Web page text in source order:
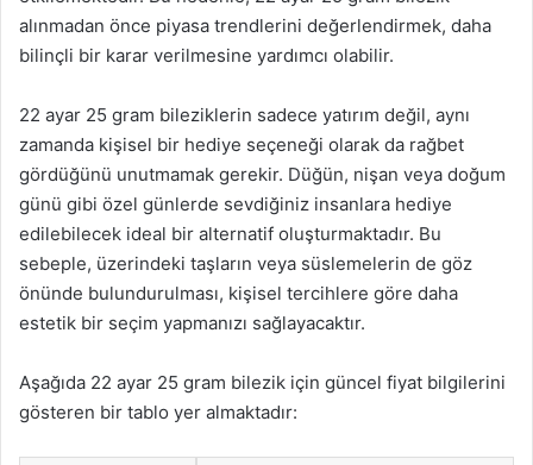
alınmadan önce piyasa trendlerini değerlendirmek, daha
bilinçli bir karar verilmesine yardımcı olabilir.
22 ayar 25 gram bileziklerin sadece yatırım değil, aynı
zamanda kişisel bir hediye seçeneği olarak da rağbet
gördüğünü unutmamak gerekir. Düğün, nişan veya doğum
günü gibi özel günlerde sevdiğiniz insanlara hediye
edilebilecek ideal bir alternatif oluşturmaktadır. Bu
sebeple, üzerindeki taşların veya süslemelerin de göz
önünde bulundurulması, kişisel tercihlere göre daha
estetik bir seçim yapmanızı sağlayacaktır.
Aşağıda 22 ayar 25 gram bilezik için güncel fiyat bilgilerini
gösteren bir tablo yer almaktadır: